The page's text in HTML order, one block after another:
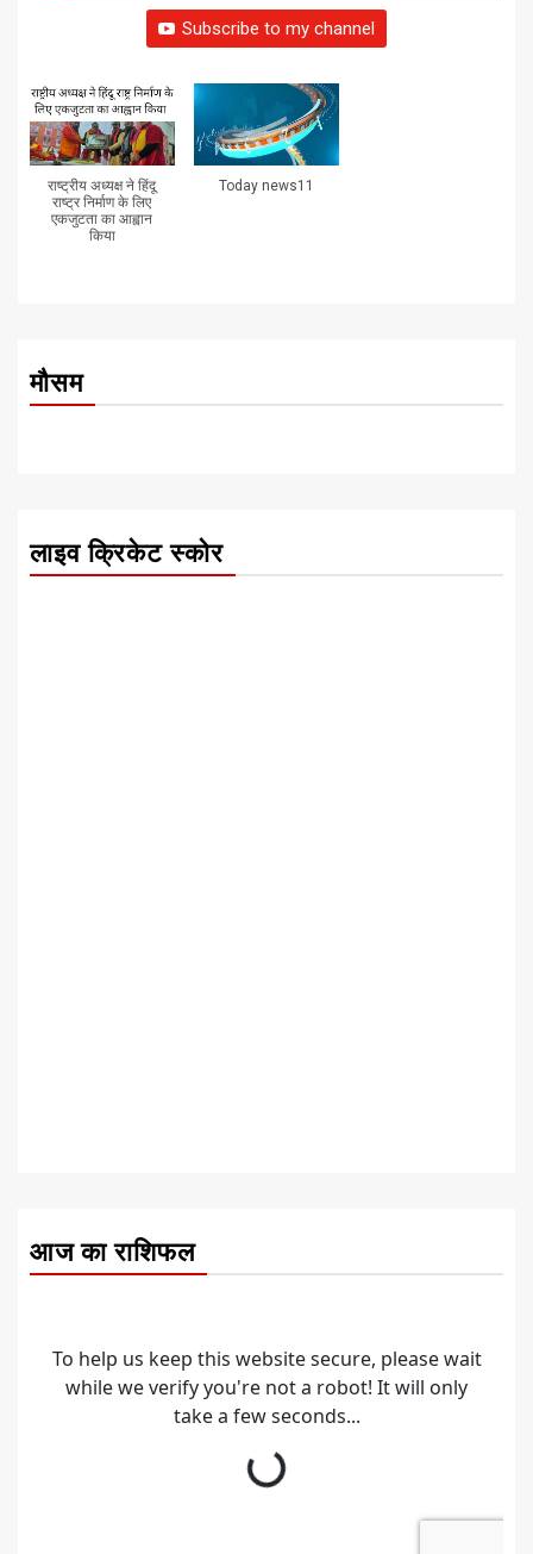
Subscribe to my channel
राष्ट्रीय अध्यक्ष ने हिंदू
राष्ट्र निर्माण के लिए
एकजुटता का आह्वान
किया
Today news11
मौसम
लाइव क्रिकेट स्कोर
आज का राशिफल